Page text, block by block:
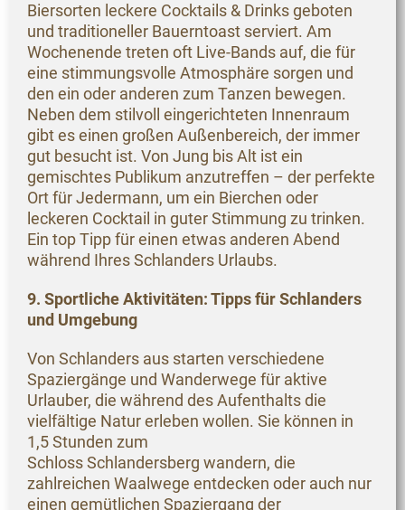
Biersorten leckere Cocktails & Drinks geboten
und traditioneller Bauerntoast serviert. Am
Wochenende treten oft Live-Bands auf, die für
eine stimmungsvolle Atmosphäre sorgen und
den ein oder anderen zum Tanzen bewegen.
Neben dem stilvoll eingerichteten Innenraum
gibt es einen großen Außenbereich, der immer
gut besucht ist. Von Jung bis Alt ist ein
gemischtes Publikum anzutreffen – der perfekte
Ort für Jedermann, um ein Bierchen oder
leckeren Cocktail in guter Stimmung zu trinken.
Ein top Tipp für einen etwas anderen Abend
während Ihres Schlanders Urlaubs.
9. Sportliche Aktivitäten: Tipps für Schlanders
und Umgebung
Von Schlanders aus starten verschiedene
Spaziergänge und Wanderwege für aktive
Urlauber, die während des Aufenthalts die
vielfältige Natur erleben wollen. Sie können in
1,5 Stunden zum
Schloss Schlandersberg wandern, die
zahlreichen Waalwege entdecken oder auch nur
einen gemütlichen Spaziergang der